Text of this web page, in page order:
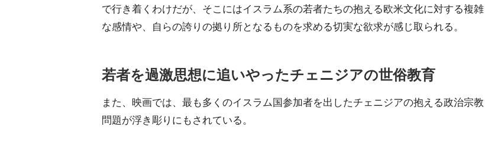
で行き着くわけだが、そこにはイスラム系の若者たちの抱える欧米文化に対する複雑
な感情や、自らの誇りの拠り所となるものを求める切実な欲求が感じ取られる。
若者を過激思想に追いやったチェニジアの世俗教育
また、映画では、最も多くのイスラム国参加者を出したチェニジアの抱える政治宗教
問題が浮き彫りにもされている。